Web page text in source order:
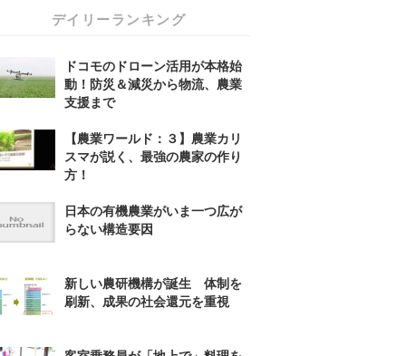
デイリーランキング
ドコモのドローン活用が本格始
動！防災＆減災から物流、農業
支援まで
【農業ワールド：３】農業カリ
スマが説く、最強の農家の作り
方！
日本の有機農業がいま一つ広が
らない構造要因
新しい農研機構が誕生 体制を
刷新、成果の社会還元を重視